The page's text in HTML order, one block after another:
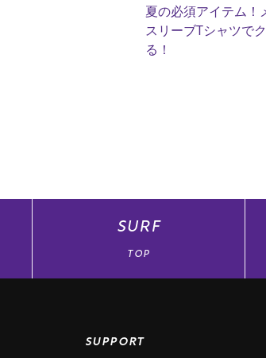
夏の必須アイテム！
スリーブTシャツで
る！
SURF
TOP
SUPPORT